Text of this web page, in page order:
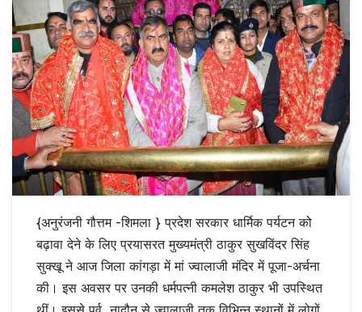
{अनुरंजनी गौत्तम -शिमला } प्रदेश सरकार धार्मिक पर्यटन को
बढ़ावा देने के लिए प्रयासरत मुख्यमंत्री ठाकुर सुखविंदर सिंह
सुक्खू ने आज जिला कांगड़ा में मां ज्वालाजी मंदिर में पूजा-अर्चना
की। इस अवसर पर उनकी धर्मपत्नी कमलेश ठाकुर भी उपस्थित